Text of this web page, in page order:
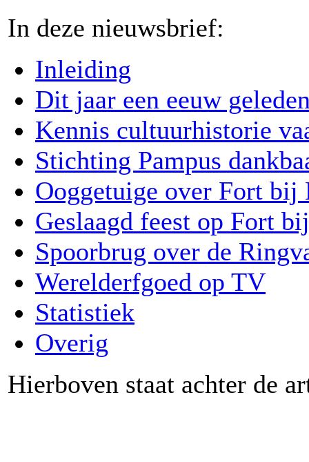
In deze nieuwsbrief:
Inleiding
Dit jaar een eeuw
Kennis cultuurhistorie
Stichting Pampus
Ooggetuige over Fort bij
Geslaagd feest op Fort
Spoorbrug over de
Werelderfgoed op TV
Statistiek
Overig
Hierboven staat achter de